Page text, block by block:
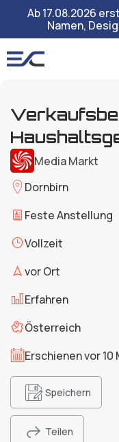
Ab 17.08.2026
Namen,
Media Markt
Dornbirn
Feste Anstellung
Vollzeit
vor Ort
Erfahren
Österreich
Erschienen vor 10
Speichern
Teilen